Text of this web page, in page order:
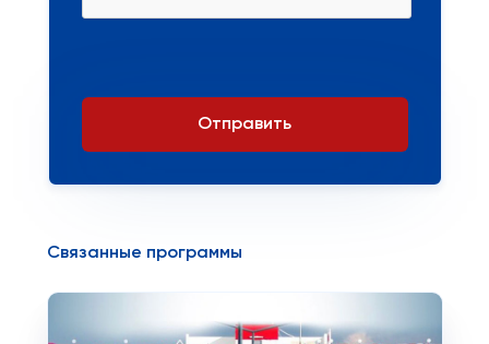
Отправить
Связанные программы